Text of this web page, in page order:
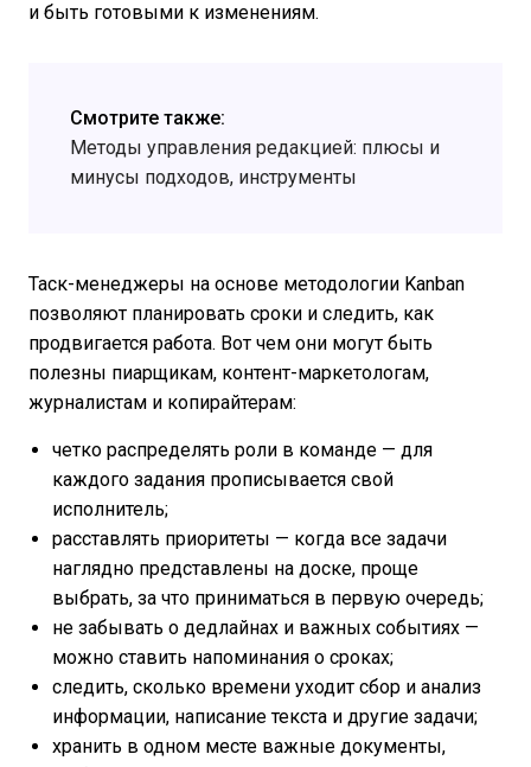
и быть готовыми к изменениям.
Смотрите также:
Методы управления редакцией: плюсы и
минусы подходов, инструменты
Таск-менеджеры на основе методологии Kanban
позволяют планировать сроки и следить, как
продвигается работа. Вот чем они могут быть
полезны пиарщикам, контент-маркетологам,
журналистам и копирайтерам:
четко распределять роли в команде — для
каждого задания прописывается свой
исполнитель;
расставлять приоритеты — когда все задачи
наглядно представлены на доске, проще
выбрать, за что приниматься в первую очередь;
не забывать о дедлайнах и важных событиях —
можно ставить напоминания о сроках;
следить, сколько времени уходит сбор и анализ
информации, написание текста и другие задачи;
хранить в одном месте важные документы,